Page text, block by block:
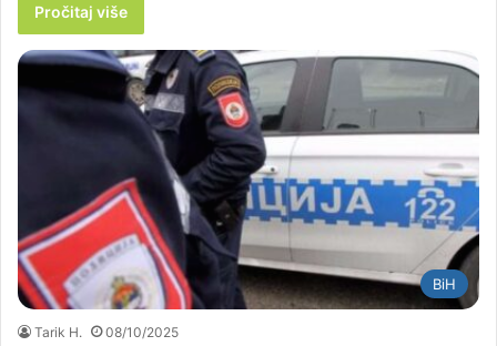
Pročitaj više
BiH
Tarik H. 08/10/2025